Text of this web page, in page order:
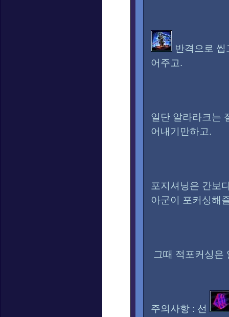
반격으로
어주고.
일단 알라라크는
어내기만하고.
포지셔닝은 간보
아군이 포커싱해
그때 적포커싱
주의사항 : 선